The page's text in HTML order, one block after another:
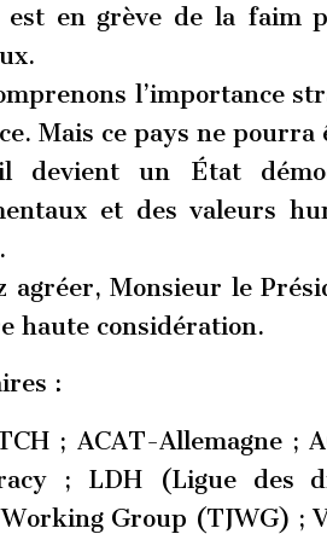
est en grève de la faim
l’importance
Mais ce pays ne
devient un État
et des valeurs
agréer, Monsieur le
haute considération.
:
; ACAT-Allemagne
; LDH (Ligue des
Group (TJWG) ;